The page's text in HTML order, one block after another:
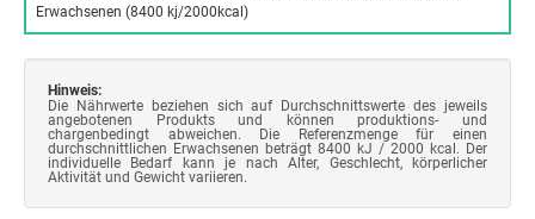
Erwachsenen (8400 kj/2000kcal)
Hinweis:
Die Nährwerte beziehen sich auf Durchschnittswerte des jeweils
angebotenen Produkts und können produktions- und
chargenbedingt abweichen. Die Referenzmenge für einen
durchschnittlichen Erwachsenen beträgt 8400 kJ / 2000 kcal. Der
individuelle Bedarf kann je nach Alter, Geschlecht, körperlicher
Aktivität und Gewicht variieren.